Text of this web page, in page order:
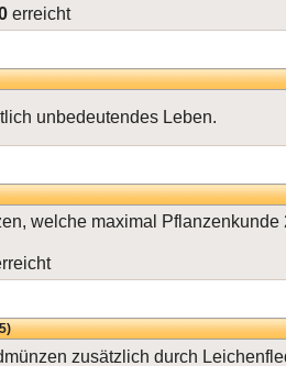
erreicht
unbedeutendes Leben.
welche maximal Pflanzenkunde
zusätzlich durch